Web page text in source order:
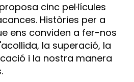
cinc pel·lícules
Històries per a
ens conviden a fer-nos
la superació, la
i la nostra manera